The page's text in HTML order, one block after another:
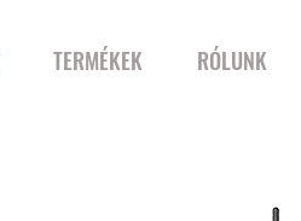
TERMÉKEK RÓLUNK